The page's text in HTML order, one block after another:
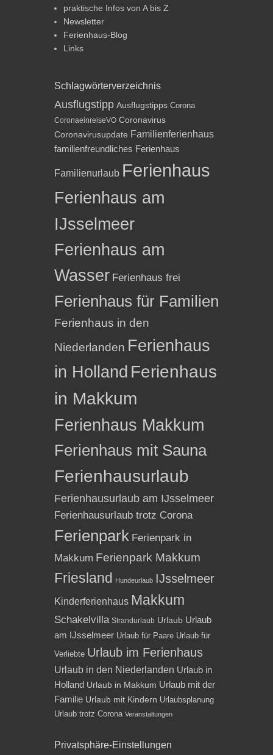
praktische Infos von A bis Z
Newsletter
Ferienhaus-Blog
Links
Schlagwörterverzeichnis
Ausflugstipp Ausflugstipps Corona
CoronaeinreiseVO Coronavirus
Coronavirusupdate Familienferienhaus
familienfreundliches Ferienhaus
Familienurlaub Ferienhaus
Ferienhaus am
IJsselmeer
Ferienhaus am
Wasser Ferienhaus frei
Ferienhaus für Familien
Ferienhaus in den
Niederlanden Ferienhaus
in Holland Ferienhaus
in Makkum
Ferienhaus Makkum
Ferienhaus mit Sauna
Ferienhausurlaub
Ferienhausurlaub am IJsselmeer
Ferienhausurlaub trotz Corona
Ferienpark Ferienpark in
Makkum Ferienpark Makkum
Friesland Hundeurlaub IJsselmeer
Kinderferienhaus Makkum
Schakelvilla Strandurlaub Urlaub Urlaub
am IJsselmeer Urlaub für Paare Urlaub für
Verliebte Urlaub im Ferienhaus
Urlaub in den Niederlanden Urlaub in
Holland Urlaub in Makkum Urlaub mit der
Familie Urlaub mit Kindern Urlaubsplanung
Urlaub trotz Corona Veranstaltungen
Privatsphäre-Einstellungen